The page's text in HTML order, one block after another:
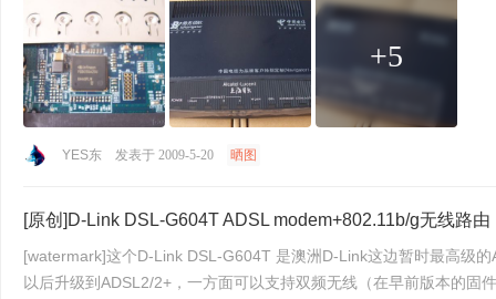
+5
YES东 发表于 2009-5-20 晒图
[原创]D-Link DSL-G604T ADSL modem+802.11b/g无线路由
[watermark]这个D-Link DSL-G604T 是澳洲D-Link这边暂时最高级
以后升级到ADSL2/2+，一方面可以支持双频无线（在早前版本的